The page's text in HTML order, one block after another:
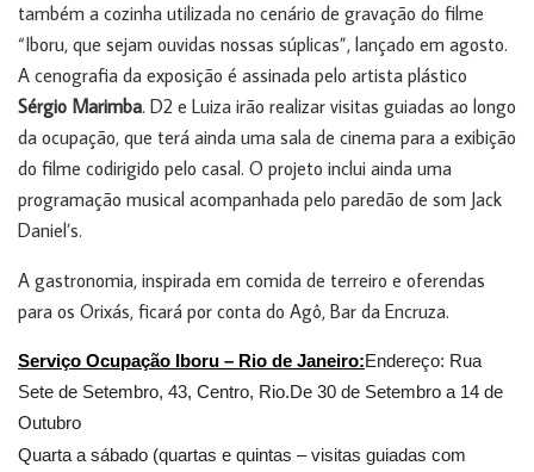
também a cozinha utilizada no cenário de gravação do filme
“Iboru, que sejam ouvidas nossas súplicas”, lançado em agosto.
A cenografia da exposição é assinada pelo artista plástico
Sérgio Marimba. D2 e Luiza irão realizar visitas guiadas ao longo
da ocupação, que terá ainda uma sala de cinema para a exibição
do filme codirigido pelo casal. O projeto inclui ainda uma
programação musical acompanhada pelo paredão de som Jack
Daniel’s.
A gastronomia, inspirada em comida de terreiro e oferendas
para os Orixás, ficará por conta do Agô, Bar da Encruza.
Serviço Ocupação Iboru – Rio de Janeiro:Endereço: Rua
Sete de Setembro, 43, Centro, Rio.De 30 de Setembro a 14 de
Outubro
Quarta a sábado (quartas e quintas – visitas guiadas com